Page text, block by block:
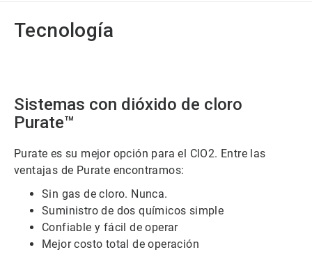
Tecnología
Sistemas con dióxido de cloro
Purate™
Purate es su mejor opción para el ClO2. Entre las
ventajas de Purate encontramos:
Sin gas de cloro. Nunca.
Suministro de dos químicos simple
Confiable y fácil de operar
Mejor costo total de operación